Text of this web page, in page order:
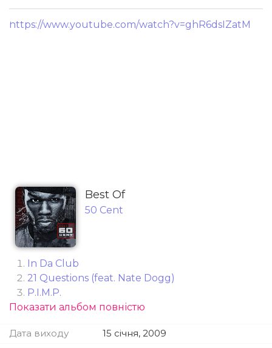
https://www.youtube.com/watch?v=ghR6dsIZatM
Best Of
50 Cent
In Da Club
21 Questions (feat. Nate Dogg)
P.I.M.P.
Disco Inferno
Just a Lil' Bit
Показати альбом повністю
Дата виходу
15 січня, 2009